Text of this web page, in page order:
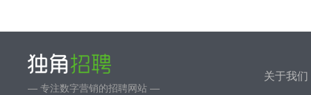
— 专注数字营销的招聘网站 —
关于我们